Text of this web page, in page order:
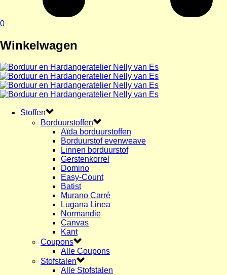
0
Winkelwagen
Stoffen
Borduurstoffen
Aïda borduurstoffen
Borduurstof evenweave
Linnen borduurstof
Gerstenkorrel
Domino
Easy-Count
Batist
Murano Carré
Lugana Linea
Normandie
Canvas
Kant
Coupons
Alle Coupons
Stofstalen
Alle Stofstalen